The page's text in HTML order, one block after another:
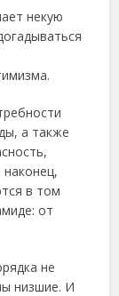
некую
а также
в том
от
не
низшие. И